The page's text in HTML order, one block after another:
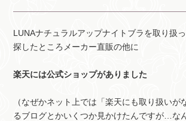
LUNAナチュラルアップナイトブラを取り扱
探したところメーカー直販の他に
楽天には公式ショップがありました
（なぜかネット上では「楽天にも取り扱いが
るブログとかいくつか見かけたんですが…な